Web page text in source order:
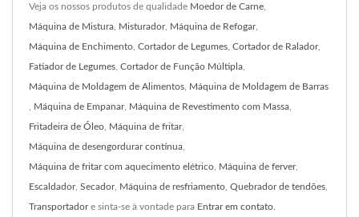
Veja os nossos produtos de qualidade Moedor de Carne
Máquina de Mistura Misturador, Máquina de Refogar,
Máquina de Enchimento Cortador de Legumes Cortador de Ralador,
Fatiador de Legumes Cortador de Função Múltipla
Máquina de Moldagem de Alimentos Máquina de Moldagem de Barras
Máquina de Empanar, Máquina de Revestimento com Massa
Fritadeira de Óleo Máquina de fritar,
Máquina de desengordurar contínua
Máquina de fritar com aquecimento elétrico Máquina de ferver,
Escaldador, Secador, Máquina de resfriamento Quebrador de tendões
Transportadore sinta-se à vontade para Entrar em contato